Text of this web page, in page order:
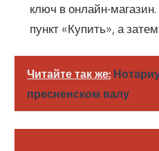
ключ в онлайн-
пункт «Купить», а
Читайте так же:
пресненском валу